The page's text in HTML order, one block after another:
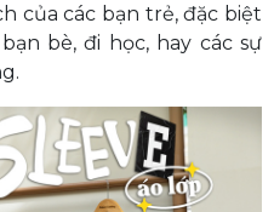
của các bạn trẻ, đặc biệt
bè, đi học, hay các sự